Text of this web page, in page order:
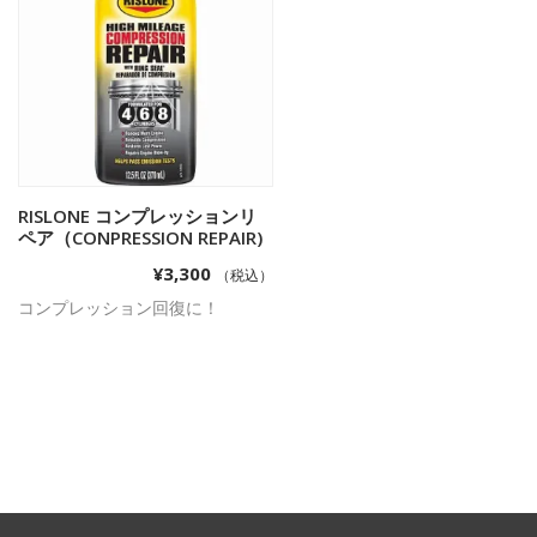
お買い物カゴに追加
RISLONE コンプレッションリ
ペア（CONPRESSION REPAIR)
¥3,300 （税込）
コンプレッション回復に！